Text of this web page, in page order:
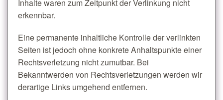
Inhalte waren zum Zeitpunkt der Verlinkung nicht
erkennbar.
Eine permanente inhaltliche Kontrolle der verlinkten
Seiten ist jedoch ohne konkrete Anhaltspunkte einer
Rechtsverletzung nicht zumutbar. Bei
Bekanntwerden von Rechtsverletzungen werden wir
derartige Links umgehend entfernen.